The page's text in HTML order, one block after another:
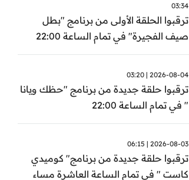
الفجيرة
03:34
ترقبوا الحلقة الأولى من برنامج "بطل
صيف الفجيرة" في تمام الساعة 22:00
2026-08-04 | 03:20
ترقبوا حلقة جديدة من برنامج "حظك ويانا
" في تمام الساعة 22:00
2026-08-03 | 06:15
ترقبوا حلقة جديدة من برنامج" كوميدي
كاست " في تمام الساعة العاشرة مساء